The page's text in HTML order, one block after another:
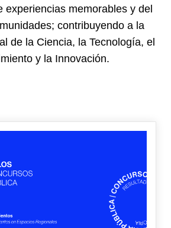
experiencias memorables y del
contribuyendo a la
de la Ciencia, la Tecnología, el
y la Innovación.